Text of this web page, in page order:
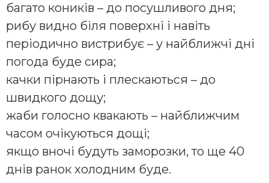
багато коників – до посушливого дня;
рибу видно біля поверхні і навіть
періодично вистрибує – у найближчі дні
погода буде сира;
качки пірнають і плескаються – до
швидкого дощу;
жаби голосно квакають – найближчим
часом очікуються дощі;
якщо вночі будуть заморозки, то ще 40
днів ранок холодним буде.